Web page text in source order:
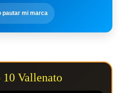
pautar mi marca
10 Vallenato